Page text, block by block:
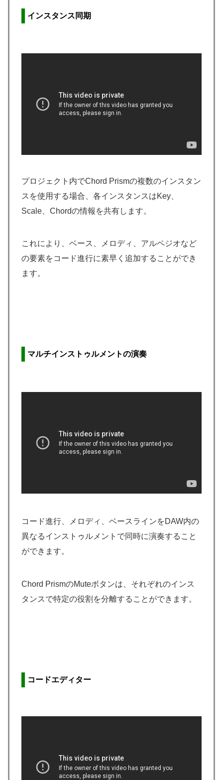
インスタンス同期
プロジェクト内でChord Prismの複数のインスタン
スを使用する場合、各インスタンスはKey、
Scale、Chordの情報を共有します。
これにより、ベース、メロディ、アルペジオなど
の要素をコード進行に素早く追加することができ
ます。
マルチインストゥルメントの演奏
コード進行、メロディ、ベースラインをDAW内の
異なるインストゥルメントで同時に演奏すること
ができます。
Chord PrismのMuteボタンは、それぞれのインス
タンスで特定の役割を分離することができます。
コードエディター